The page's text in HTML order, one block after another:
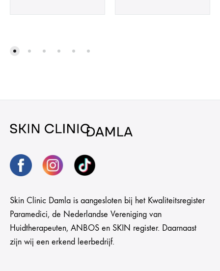
Skin Clinic Damla is aangesloten bij het Kwaliteitsregister
Paramedici, de Nederlandse Vereniging van
Huidtherapeuten, ANBOS en SKIN register. Daarnaast
zijn wij een erkend leerbedrijf.